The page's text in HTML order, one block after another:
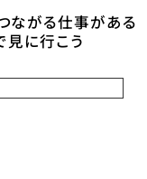
ながる仕事がある
見に行こう